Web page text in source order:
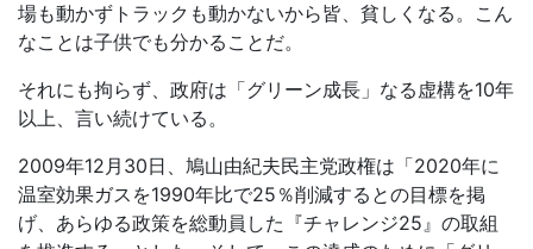
場も動かずトラックも動かないから皆、貧しくなる。こん
なことは子供でも分かることだ。
それにも拘らず、政府は「グリーン成長」なる虚構を10年
以上、言い続けている。
2009年12月30日、鳩山由紀夫民主党政権は「2020年に
温室効果ガスを1990年比で25％削減するとの目標を掲
げ、あらゆる政策を総動員した『チャレンジ25』の取組